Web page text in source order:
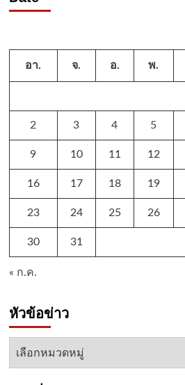
อา. จ. อ. พ.
2 3 4 5
9 10 11 12
16 17 18 19
23 24 25 26
30 31
« ก.ค.
หัวข้อข่าว
หัวข้อ